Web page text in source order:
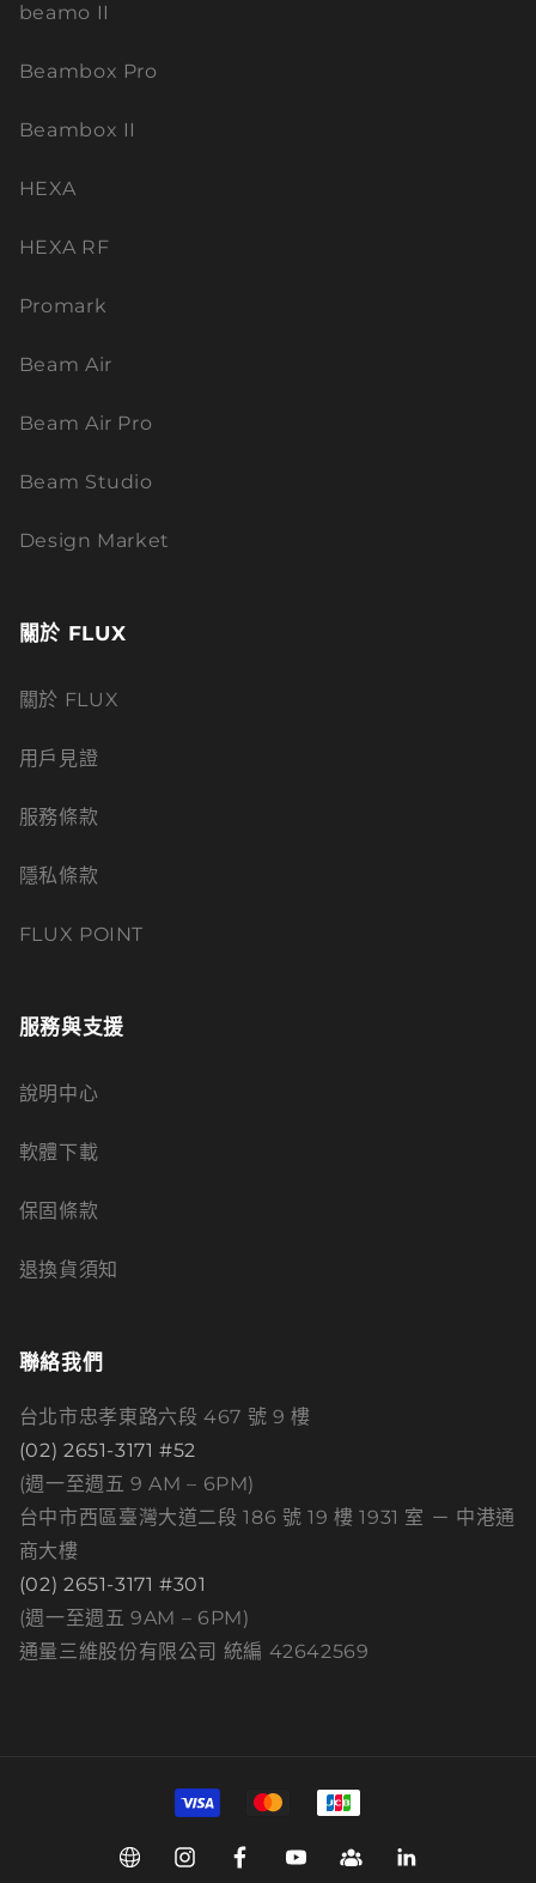
beamo II
Beambox Pro
Beambox II
HEXA
HEXA RF
Promark
Beam Air
Beam Air Pro
Beam Studio
Design Market
關於 FLUX
關於 FLUX
用戶見證
服務條款
隱私條款
FLUX POINT
服務與支援
說明中心
軟體下載
保固條款
退換貨須知
聯絡我們
台北市忠孝東路六段 467 號 9 樓
(02) 2651-3171 #52
(週一至週五 9 AM – 6PM)
台中市西區臺灣大道二段 186 號 19 樓 1931 室 － 中港通
商大樓
(02) 2651-3171 #301
(週一至週五 9AM – 6PM)
通量三維股份有限公司 統編 42642569
Web InstagramFacebookYouTubeGroup Linkedin